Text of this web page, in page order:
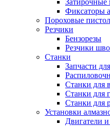
Фиксаторы
Пороховые
Резчики
Бензорезы
Резчики
Станки
Запчасти
Станки для
Станки для
Станки для
Установки
Двигатели